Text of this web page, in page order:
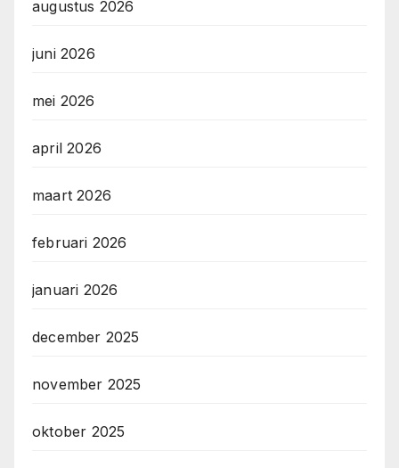
augustus 2026
juni 2026
mei 2026
april 2026
maart 2026
februari 2026
januari 2026
december 2025
november 2025
oktober 2025